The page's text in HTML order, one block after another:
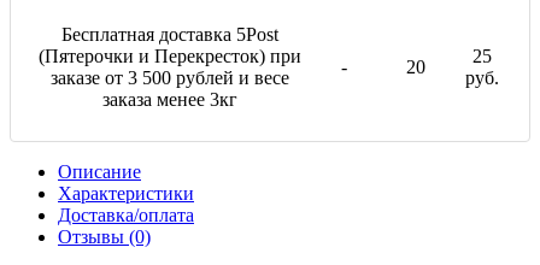
Бесплатная доставка 5Post
(Пятерочки и Перекресток) при
заказе от 3 500 рублей и весе
заказа менее 3кг
- 20
25
руб.
Описание
Характеристики
Доставка/оплата
Отзывы (0)